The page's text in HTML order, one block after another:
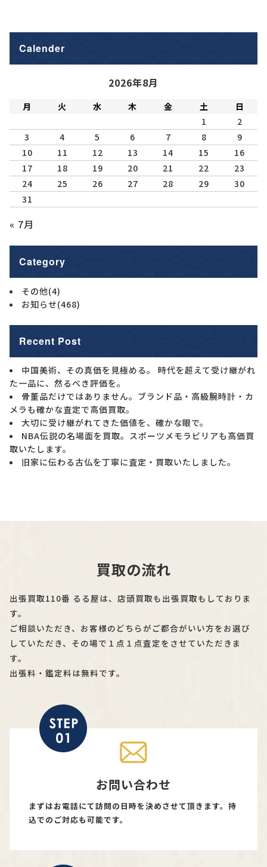
Calender
2026年8月
月 火 水 木 金 土
日
1
2
3
4 5 6 7 8
9
10
11 12 13 14 15
16
17
18 19 20 21 22
23
24
25 26 27 28 29
30
31
« 7月
Category
その他(4)
お知らせ(468)
Recent Post
中国美術、その真価を見極める。 時代を超えて受け継がれ
た一品に、然るべき評価を。
骨董品だけではありません。ブランド品・高級腕時計・カ
メラも確かな査定で高価買取。
大切に受け継がれてきた価値を、確かな眼で。
NBA伝説の名場面を買取。スポーツメモラビリアも高価買
取いたします。
旧家に伝わる古仏を丁寧に査定・買取いたしました。
買取の流れ
出張買取110番 るる屋は、店頭買取も出張買取もしておりま
す。
ご相談いただき、お客様のどちらがご都合がいい方をお選び
していただき、その場で１点１点査定をさせていただきま
す。
出張料・鑑定料は無料です。
お問い合わせ
まずはお電話にて訪問の日時を決めさせて頂きます。持
込でのご対応も可能です。